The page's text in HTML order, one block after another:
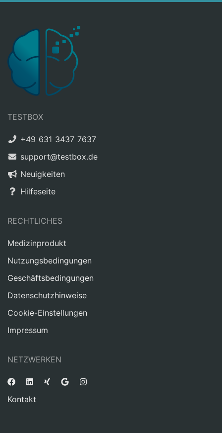
TESTBOX
+49 631 3437 7637
support@testbox.de
Neuigkeiten
Hilfeseite
RECHTLICHES
Medizinprodukt
Nutzungsbedingungen
Geschäftsbedingungen
Datenschutzhinweise
Cookie-Einstellungen
Impressum
NETZWERKEN
Kontakt